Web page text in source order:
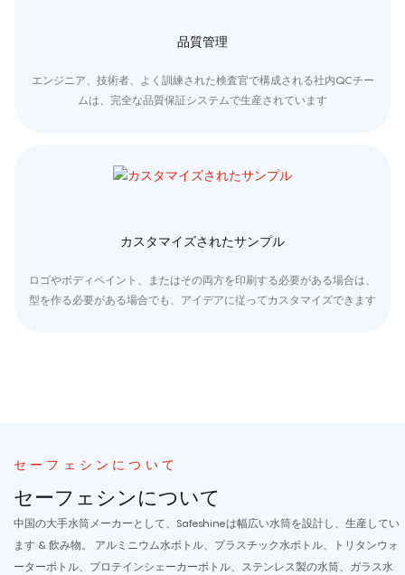
品質管理
エンジニア、技術者、よく訓練された検査官で構成される社内QCチー
ムは、完全な品質保証システムで生産されています
カスタマイズされたサンプル
ロゴやボディペイント、またはその両方を印刷する必要がある場合は、
型を作る必要がある場合でも、アイデアに従ってカスタマイズできます
セーフェシンについて
セーフェシンについて
中国の大手水筒メーカーとして、Safeshineは幅広い水筒を設計し、生産してい
ます & 飲み物。 アルミニウム水ボトル、プラスチック水ボトル、トリタンウォ
ーターボトル、プロテインシェーカーボトル、ステンレス製の水筒、ガラス水